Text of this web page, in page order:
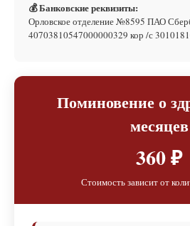
💰 Банковские реквизиты:
Орловское отделение №8595 ПАО
40703810547000000329 кор /с
Поминовение о
месяцев
360 ₽
Стоимость зависит от